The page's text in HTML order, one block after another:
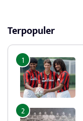
Terpopuler